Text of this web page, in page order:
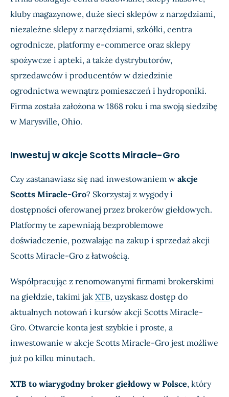
kluby magazynowe, duże sieci sklepów z narzędziami,
niezależne sklepy z narzędziami, szkółki, centra
ogrodnicze, platformy e-commerce oraz sklepy
spożywcze i apteki, a także dystrybutorów,
sprzedawców i producentów w dziedzinie
ogrodnictwa wewnątrz pomieszczeń i hydroponiki.
Firma została założona w 1868 roku i ma swoją siedzibę
w Marysville, Ohio.
Inwestuj w akcje Scotts Miracle-Gro
Czy zastanawiasz się nad inwestowaniem w akcje
Scotts Miracle-Gro? Skorzystaj z wygody i
dostępności oferowanej przez brokerów giełdowych.
Platformy te zapewniają bezproblemowe
doświadczenie, pozwalając na zakup i sprzedaż akcji
Scotts Miracle-Gro z łatwością.
Współpracując z renomowanymi firmami brokerskimi
na giełdzie, takimi jak XTB, uzyskasz dostęp do
aktualnych notowań i kursów akcji Scotts Miracle-
Gro. Otwarcie konta jest szybkie i proste, a
inwestowanie w akcje Scotts Miracle-Gro jest możliwe
już po kilku minutach.
XTB to wiarygodny broker giełdowy w Polsce, który